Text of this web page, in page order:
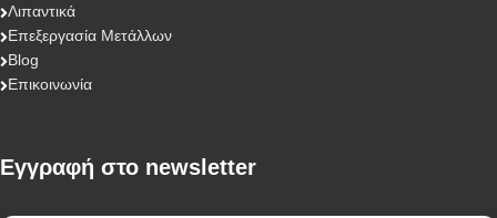
Λιπαντικά
Επεξεργασία Μετάλλων
Blog
Επικοινωνία
Eγγραφή στο newsletter